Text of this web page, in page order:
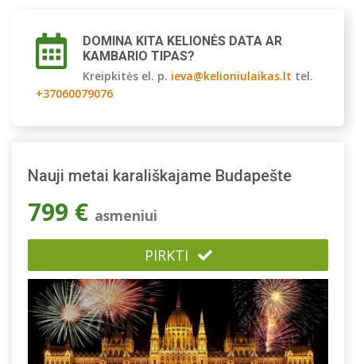
DOMINA KITA KELIONĖS DATA AR
KAMBARIO TIPAS?
Kreipkitės el. p. ieva@kelioniulaikas.lt tel.
+37060079076
Nauji metai karališkajame Budapešte
799 € asmeniui
PIRKTI